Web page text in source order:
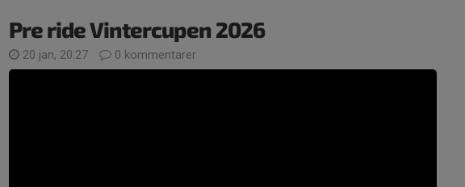
Pre ride Vintercupen 2026
20 jan, 20:27 0 kommentarer